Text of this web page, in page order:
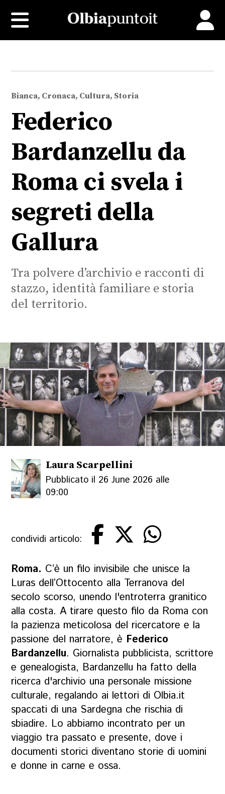
Bianca, Cronaca, Cultura, Storia
Federico
Bardanzellu da
Roma ci svela i
segreti della
Gallura
Tra polvere d’archivio e racconti di
stazzo, identità familiare e storia
del territorio.
Laura Scarpellini
Pubblicato il 26 June 2026 alle
09:00
condividi articolo:
Roma. C’è un filo invisibile che unisce la
Luras dell’Ottocento alla Terranova del
secolo scorso, unendo l'entroterra granitico
alla costa. A tirare questo filo da Roma con
la pazienza meticolosa del ricercatore e la
passione del narratore, è Federico
Bardanzellu. Giornalista pubblicista, scrittore
e genealogista, Bardanzellu ha fatto della
ricerca d'archivio una personale missione
culturale, regalando ai lettori di Olbia.it
spaccati di una Sardegna che rischia di
sbiadire. Lo abbiamo incontrato per un
viaggio tra passato e presente, dove i
documenti storici diventano storie di uomini
e donne in carne e ossa.